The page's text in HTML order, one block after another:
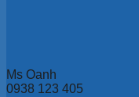
Ms Oanh
0938 123 405